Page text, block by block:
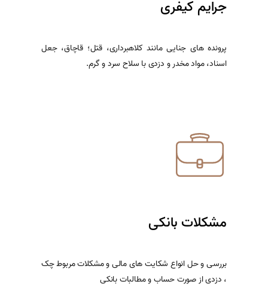
جرایم کیفری
پرونده های جنایی مانند کلاهبرداری، قتل؛ قاچاق، جعل
اسناد، مواد مخدر و دزدی با سلاح سرد و گرم.
مشکلات بانکی
بررسی و حل انواع شکایت های مالی و مشکلات مربوط چک
، دزدی از صورت حساب و مطالبات بانکی